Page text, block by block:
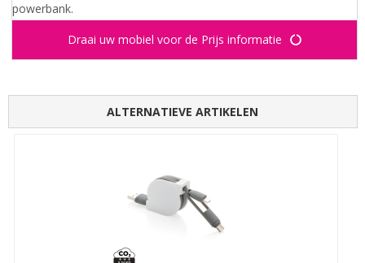
powerbank.
Draai uw mobiel voor de Prijs informatie
ALTERNATIEVE ARTIKELEN